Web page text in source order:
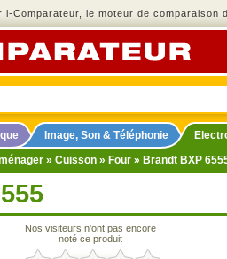
i-Comparateur, le moteur de comparaison
Image, Son & Téléphonie
» Cuisson » Four » Brandt BXP
Nos visiteurs n'ont pas encore
noté ce produit